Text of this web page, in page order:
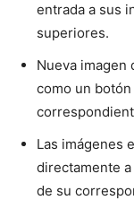
entrada a sus
superiores.
Nueva imagen
como un
Las imágenes
directamente
de su